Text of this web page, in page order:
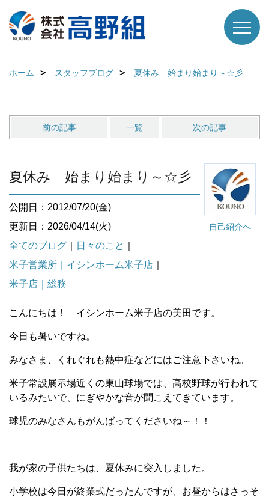
ホーム スタッフブログ 夏休み 始まり始まり～☆彡
前の記事 一覧 次の記事
自己紹介へ
夏休み 始まり始まり～☆彡
公開日：2012/07/20(金)
更新日：2026/04/14(火)
全てのブログ
日々のこと
米子営業所｜イシンホーム米子店
米子店｜総務
こんにちは！ イシンホーム米子店の美田です。
今日も暑いですね。
みなさま、くれぐれも熱中症などにはご注意下さいね。
米子常設展示場近くの東山球場では、高校野球が行われて
いるみたいで、にぎやかな音が聞こえてきています。
球児のみなさんもがんばってくださいね～！！
我が家の子供たちは、夏休みに突入しました。
小学校は今日が終業式だったんですが、お昼からはさっそ